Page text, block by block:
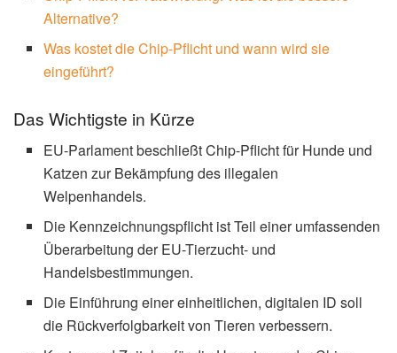
Alternative?
Was kostet die Chip-Pflicht und wann wird sie
eingeführt?
Das Wichtigste in Kürze
EU-Parlament beschließt Chip-Pflicht für Hunde und
Katzen zur Bekämpfung des illegalen
Welpenhandels.
Die Kennzeichnungspflicht ist Teil einer umfassenden
Überarbeitung der EU-Tierzucht- und
Handelsbestimmungen.
Die Einführung einer einheitlichen, digitalen ID soll
die Rückverfolgbarkeit von Tieren verbessern.